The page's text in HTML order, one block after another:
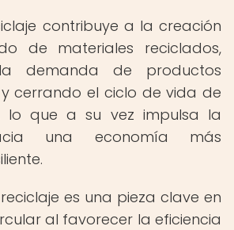
contribuye a la creación
de materiales reciclados,
demanda de productos
cerrando el ciclo de vida de
lo que a su vez impulsa la
una economía más
es una pieza clave en
al favorecer la eficiencia